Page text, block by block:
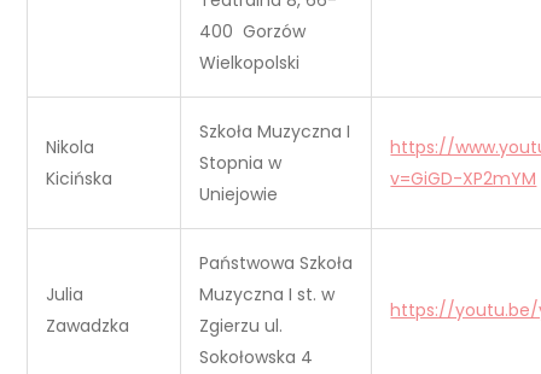
400 Gorzów
Wielkopolski
Nikola
Kicińska
Szkoła Muzyczna I
Stopnia w
Uniejowie
https://
v=GiGD-XP2mYM
Julia
Zawadzka
Państwowa Szkoła
Muzyczna I st. w
Zgierzu ul.
Sokołowska 4
https://youtu.be/